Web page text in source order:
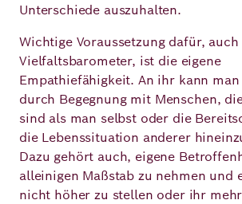
Unterschiede auszuhalten.
Wichtige Voraussetzung dafür, auch
Vielfaltsbarometer, ist die eigene
Empathiefähigkeit. An ihr kann
durch Begegnung mit Menschen,
sind als man selbst oder die
die Lebenssituation anderer
Dazu gehört auch, eigene
alleinigen Maßstab zu nehmen und
nicht höher zu stellen oder ihr